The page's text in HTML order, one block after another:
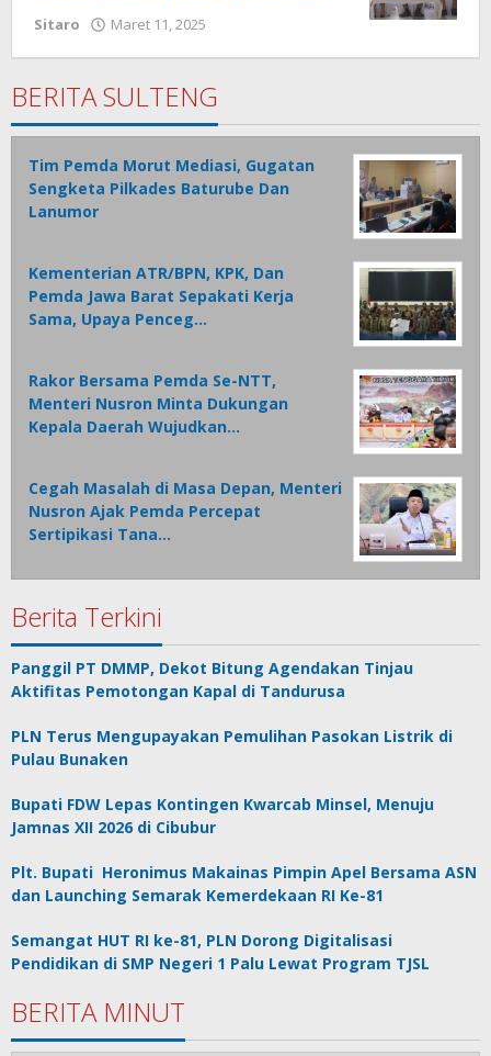
Sitaro Maret 11, 2025
BERITA SULTENG
Tim Pemda Morut Mediasi, Gugatan
Sengketa Pilkades Baturube Dan
Lanumor
Kementerian ATR/BPN, KPK, Dan
Pemda Jawa Barat Sepakati Kerja
Sama, Upaya Penceg…
Rakor Bersama Pemda Se-NTT,
Menteri Nusron Minta Dukungan
Kepala Daerah Wujudkan…
Cegah Masalah di Masa Depan, Menteri
Nusron Ajak Pemda Percepat
Sertipikasi Tana…
Berita Terkini
Panggil PT DMMP, Dekot Bitung Agendakan Tinjau
Aktifitas Pemotongan Kapal di Tandurusa
PLN Terus Mengupayakan Pemulihan Pasokan Listrik di
Pulau Bunaken
Bupati FDW Lepas Kontingen Kwarcab Minsel, Menuju
Jamnas XII 2026 di Cibubur
Plt. Bupati Heronimus Makainas Pimpin Apel Bersama ASN
dan Launching Semarak Kemerdekaan RI Ke-81
Semangat HUT RI ke-81, PLN Dorong Digitalisasi
Pendidikan di SMP Negeri 1 Palu Lewat Program TJSL
BERITA MINUT